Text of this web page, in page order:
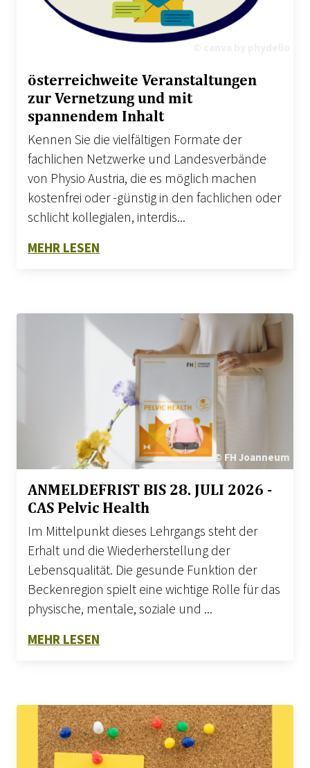
österreichweite Veranstaltungen
zur Vernetzung und mit
spannendem Inhalt
Kennen Sie die vielfältigen Formate der
fachlichen Netzwerke und Landesverbände
von Physio Austria, die es möglich machen
kostenfrei oder -günstig in den fachlichen oder
schlicht kollegialen, interdis...
MEHR LESEN
© FH Joanneum
ANMELDEFRIST BIS 28. JULI 2026 -
CAS Pelvic Health
Im Mittelpunkt dieses Lehrgangs steht der
Erhalt und die Wiederherstellung der
Lebensqualität. Die gesunde Funktion der
Beckenregion spielt eine wichtige Rolle für das
physische, mentale, soziale und ...
MEHR LESEN